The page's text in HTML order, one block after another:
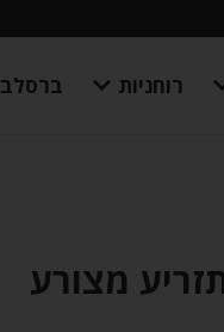
רוחניות ברסלב
מצורע